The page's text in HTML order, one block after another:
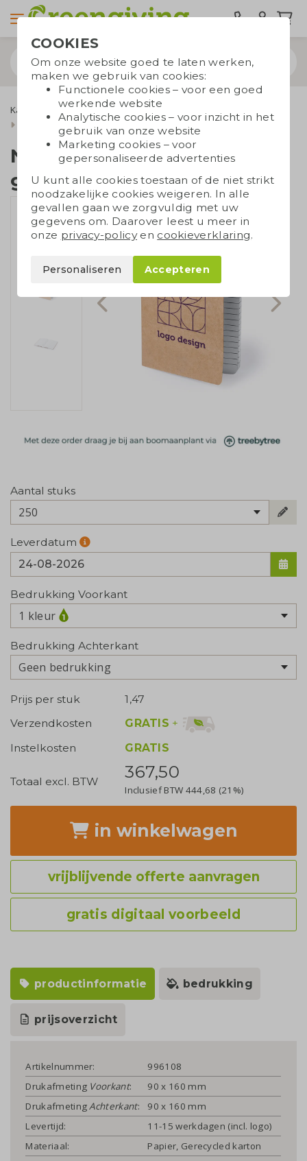
Kantoorartikelen Notitieboekjes
Notitieboek gerecycled karton
Notitieboek
gerecycled karton
Aantal stuks
250
Leverdatum
Bedrukking Voorkant
1 kleur
Bedrukking Achterkant
Geen bedrukking
Prijs per stuk
1,47
Verzendkosten
GRATIS +
Instelkosten
GRATIS
Totaal excl. BTW 367,50
Inclusief BTW 444,68 (21%)
in winkelwagen
vrijblijvende offerte aanvragen
gratis digitaal voorbeeld
productinformatie bedrukking
prijsoverzicht
Artikelnummer:
996108
Drukafmeting Voorkant:
90 x 160 mm
Drukafmeting Achterkant:
90 x 160 mm
Levertijd:
11-15 werkdagen (incl. logo)
Materiaal:
Papier, Gerecycled karton
COOKIES
Om onze website goed te laten werken,
maken we gebruik van cookies:
Functionele cookies – voor een goed
werkende website
Analytische cookies – voor inzicht in het
gebruik van onze website
Marketing cookies – voor
gepersonaliseerde advertenties
U kunt alle cookies toestaan of de niet strikt
noodzakelijke cookies weigeren. In alle
gevallen gaan we zorgvuldig met uw
gegevens om. Daarover leest u meer in
onze privacy-policyen cookieverklaring.
Personaliseren Accepteren